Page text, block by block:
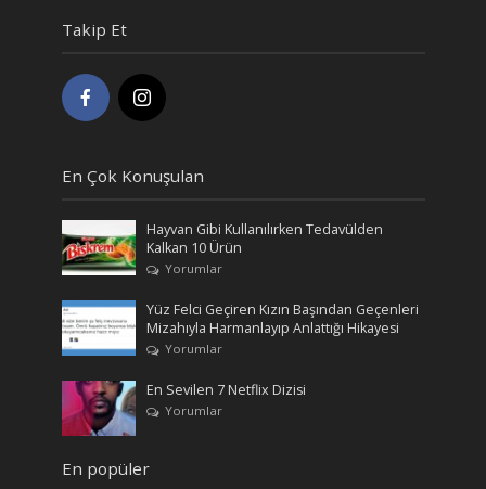
Takip Et
En Çok Konuşulan
Hayvan Gibi Kullanılırken Tedavülden
Kalkan 10 Ürün
Yorumlar
Yüz Felci Geçiren Kızın Başından Geçenleri
Mizahıyla Harmanlayıp Anlattığı Hikayesi
Yorumlar
En Sevilen 7 Netflix Dizisi
Yorumlar
En popüler